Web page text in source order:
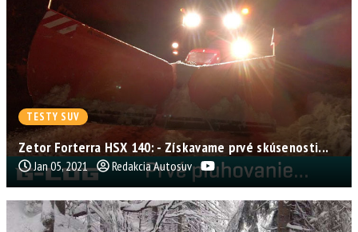
TESTY SUV
Zetor Forterra HSX 140: - Získavame prvé skúsenosti...
Jan 05, 2021 Redakcia Autosuv